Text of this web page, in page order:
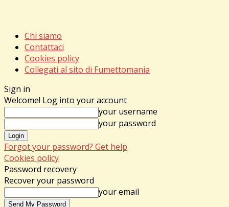
Chi siamo
Contattaci
Cookies policy
Collegati al sito di Fumettomania
Sign in
Welcome! Log into your account
your username
your password
Forgot your password? Get help
Cookies policy
Password recovery
Recover your password
your email